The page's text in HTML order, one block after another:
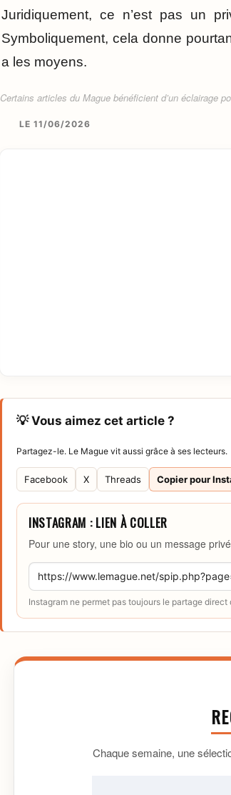
Juridiquement, ce n’est pas un
Symboliquement, cela donne
a les moyens.
Certains articles du Mague bénéficient d’un éclairage
LE 11/06/2026
💡 Vous aimez cet article ?
Partagez-le. Le Mague vit aussi grâce à ses lecteurs.
Facebook X Threads Copier pour
INSTAGRAM : LIEN À COLLER
Pour une story, une bio ou un message
Instagram ne permet pas toujours le partage
Chaque semaine, une